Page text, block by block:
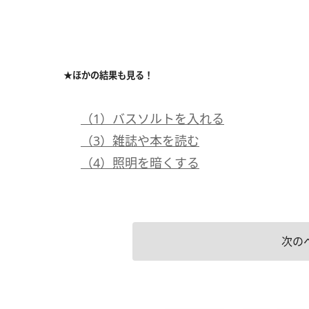
★ほかの結果も見る！
（1）バスソルトを入れる
（3）雑誌や本を読む
（4）照明を暗くする
次の